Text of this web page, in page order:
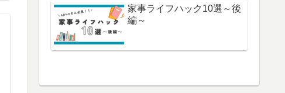
家事ライフハック10選～後
編～